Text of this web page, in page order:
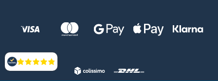
Évaluation